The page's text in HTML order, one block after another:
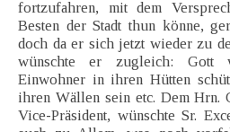
fortzufahren, mit dem
Besten der Stadt thun könne,
doch da er sich jetzt wieder zu
wünschte er zugleich: Gott
Einwohner in ihren Hütten
ihren Wällen sein etc. Dem Hrn.
Vice-Präsident, wünschte Sr.